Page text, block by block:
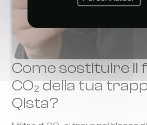
Come sostituire il
CO₂ della tua
Qista?